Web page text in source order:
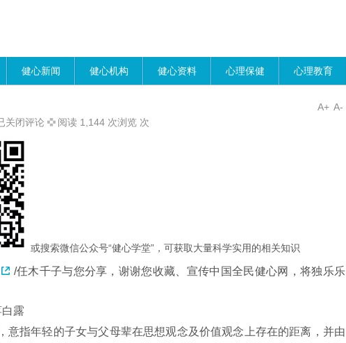
健心新闻 健心机构 健心资料 心理保健 心理教育
A-
A+
、
关闭评论 阅读 1,144 次浏览 次
或搜索微信公众号“健心学堂”，可获取大量科学实用的相关知识
/任木千子与您分享，谢谢您收藏、宣传中国全民健心网，将独乐乐
露
意指年轻的子女与父母辈在思想观念及价值观念上存在的距离，并由